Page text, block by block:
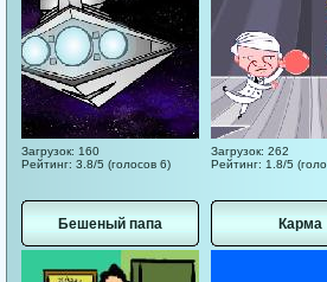
Загрузок: 160
Рейтинг: 3.8/5 (голосов 6)
Загрузок: 262
Рейтинг: 1.8/5
Бешеный папа Карма